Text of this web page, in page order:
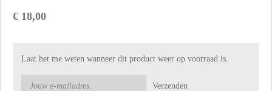
€ 18,00
Laat het me weten wanneer dit product weer op voorraad is.
Verzenden